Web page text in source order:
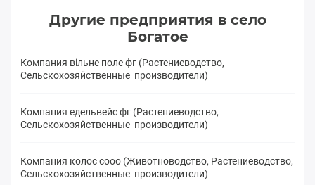
Другие предприятия в село
Богатое
Компания вільне поле фг (Растениеводство,
Сельскохозяйственные производители)
Компания едельвейс фг (Растениеводство,
Сельскохозяйственные производители)
Компания колос сооо (Животноводство, Растениеводство,
Сельскохозяйственные производители)